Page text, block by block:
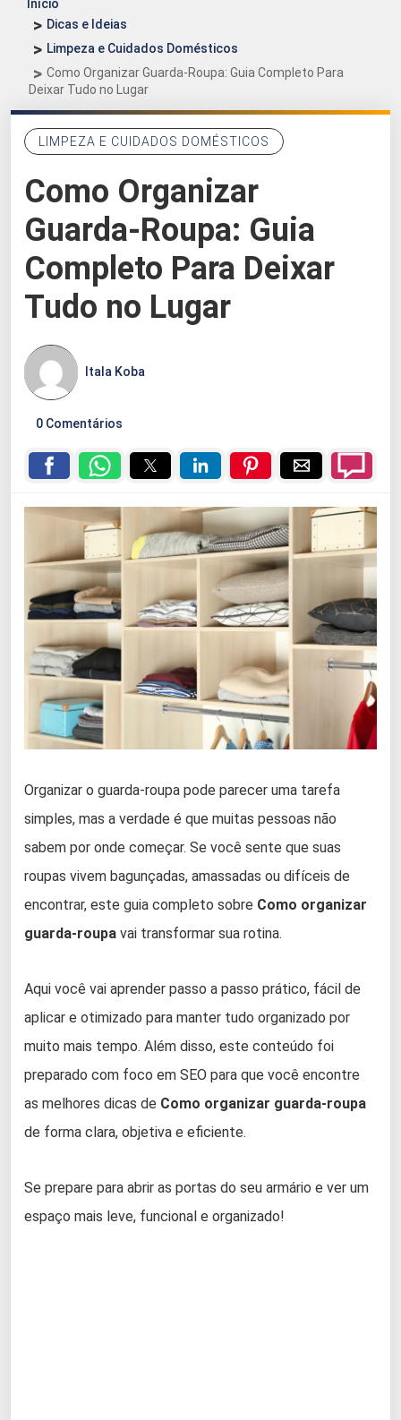
Início
Dicas e Ideias
Limpeza e Cuidados Domésticos
Como Organizar Guarda-Roupa: Guia Completo Para
Deixar Tudo no Lugar
LIMPEZA E CUIDADOS DOMÉSTICOS
Como Organizar
Guarda-Roupa: Guia
Completo Para Deixar
Tudo no Lugar
Itala Koba
0 Comentários
Organizar o guarda-roupa pode parecer uma tarefa
simples, mas a verdade é que muitas pessoas não
sabem por onde começar. Se você sente que suas
roupas vivem bagunçadas, amassadas ou difíceis de
encontrar, este guia completo sobre Como organizar
guarda-roupa vai transformar sua rotina.
Aqui você vai aprender passo a passo prático, fácil de
aplicar e otimizado para manter tudo organizado por
muito mais tempo. Além disso, este conteúdo foi
preparado com foco em SEO para que você encontre
as melhores dicas de Como organizar guarda-roupa
de forma clara, objetiva e eficiente.
Se prepare para abrir as portas do seu armário e ver um
espaço mais leve, funcional e organizado!